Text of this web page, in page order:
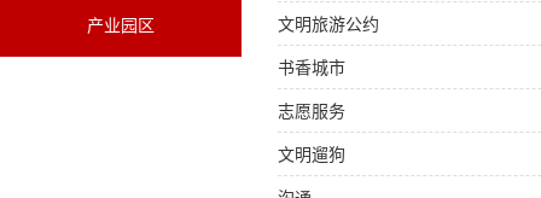
产业园区
文明旅游公约
书香城市
志愿服务
文明遛狗